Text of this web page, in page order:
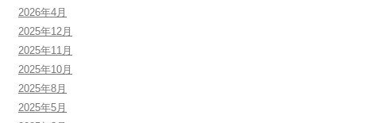
2026年4月
2025年12月
2025年11月
2025年10月
2025年8月
2025年5月